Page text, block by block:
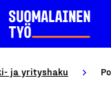
ja yrityshaku